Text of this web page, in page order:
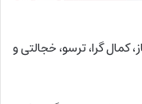
کمال گرا‌، ترسو، خجالتی و